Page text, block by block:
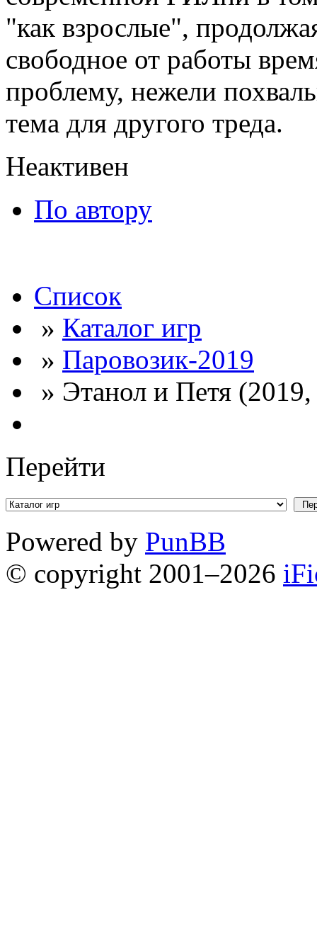
"как взрослые",
свободное от работы
проблему, нежели
тема для другого треда.
Неактивен
По автору
Список
» Каталог игр
» Паровозик-2019
» Этанол и Петя
Перейти
Powered by PunBB
© copyright 2001–2026